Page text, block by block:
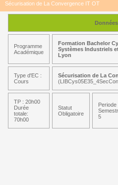
Sécurisation de La Convergence IT OT
Programme
Académique
Formation Bachelor
Systèmes Industriels
Lyon
Type d'EC :
Cours
Sécurisation de La
TP : 20h00
Durée
totale:
70h00
Statut
Obligatoire
Periode
5